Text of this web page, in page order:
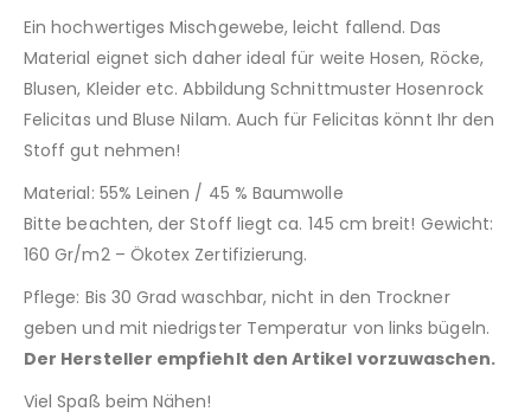
Ein hochwertiges Mischgewebe, leicht fallend. Das
Material eignet sich daher ideal für weite Hosen, Röcke,
Blusen, Kleider etc. Abbildung Schnittmuster Hosenrock
Felicitas und Bluse Nilam. Auch für Felicitas könnt Ihr den
Stoff gut nehmen!
Material: 55% Leinen / 45 % Baumwolle
Bitte beachten, der Stoff liegt ca. 145 cm breit! Gewicht:
160 Gr/m2 – Ökotex Zertifizierung.
Pflege: Bis 30 Grad waschbar, nicht in den Trockner
geben und mit niedrigster Temperatur von links bügeln.
Der Hersteller empfiehlt den Artikel vorzuwaschen.
Viel Spaß beim Nähen!